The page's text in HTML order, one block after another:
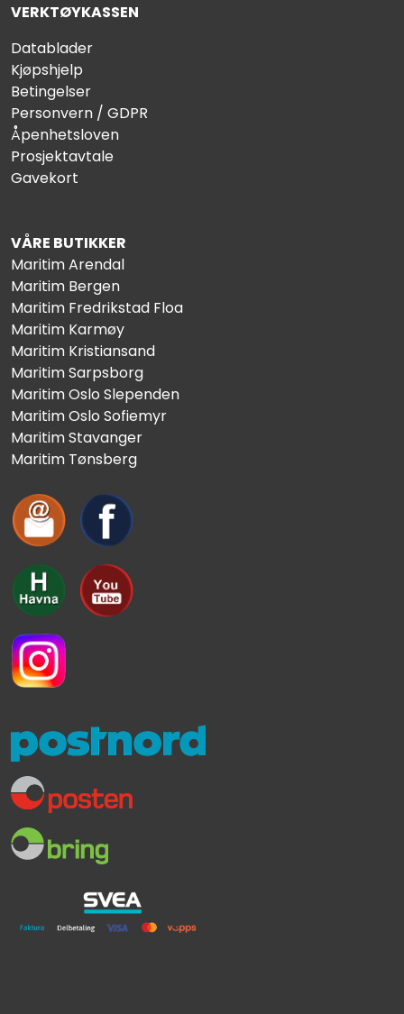
VERKTØYKASSEN
Datablader
Kjøpshjelp
Betingelser
Personvern / GDPR
Åpenhetsloven
Prosjektavtale
Gavekort
VÅRE BUTIKKER
Maritim Arendal
Maritim Bergen
Maritim Fredrikstad Floa
Maritim Karmøy
Maritim Kristiansand
Maritim Sarpsborg
Maritim Oslo Slependen
Maritim Oslo Sofiemyr
Maritim Stavanger
Maritim Tønsberg